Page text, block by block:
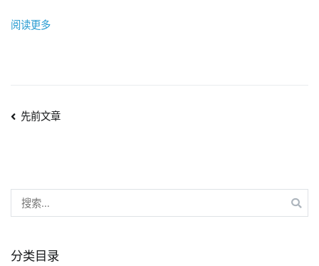
阅读更多
文
航
先前文章
索：
分类目录